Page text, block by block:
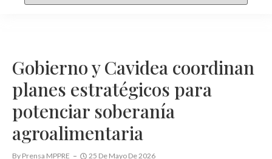
Gobierno y Cavidea coordinan
planes estratégicos para
potenciar soberanía
agroalimentaria
By Prensa MPPRE 25 De Mayo De 2026